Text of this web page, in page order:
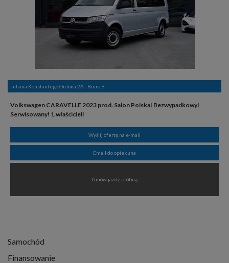
Juliana Konstantego Ordona 2A - Biuro B
Volkswagen CARAVELLE 2023 prod. Salon Polska! Bezwypadkowy!
Serwisowany! 1.właściciel!
Wyślij ofertę na e-mail
Email do opiekuna
Umów jazdę próbną
Samochód
Finansowanie